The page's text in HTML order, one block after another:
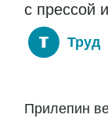
с прессой
Труд
Прилепин